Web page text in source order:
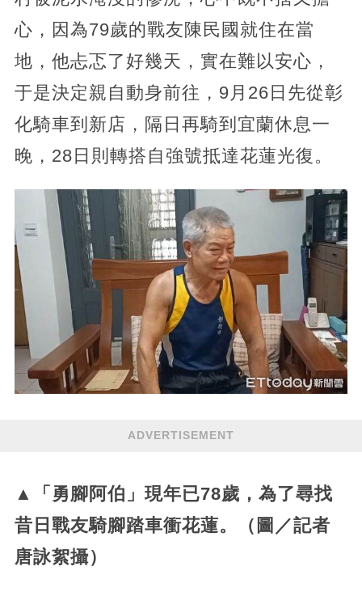
心，因為79歲的戰友陳民國就住在當
地，他忐忑了好幾天，實在難以安心，
于是決定親自動身前往，9月26日先從彰
化騎車到新店，隔日再騎到宜蘭休息一
晚，28日則轉搭自強號抵達花蓮光復。
ADVERTISEMENT
▲「勇腳阿伯」現年已78歲，為了尋找
昔日戰友騎腳踏車衝花蓮。（圖／記者
唐詠絮攝）